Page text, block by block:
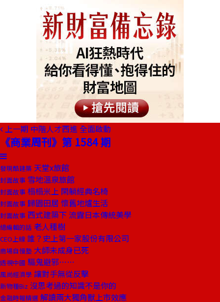
上一期 中階人才西進 全面啟動
《商業周刊》第 1584 期
發現酷建築 天堂x旅館
封面故事 雪地溫泉旅館
封面故事 榻榻米上 閑躺經典名椅
封面故事 歸園田居 懷舊地爐生活
封面故事 西式建築下 流露日本傳統美學
總編輯的話 老人種樹
CEO上線 誰？史上第一家股份有限公司
商場自慢塾 大師未成身已死
透視中國 驅鬼避邪……
風尚經濟學 讓對手無從反擊
新物種Biz 沒思考過的知識不是你的
金融時報精選 解讀兩大獨角獸上市效應